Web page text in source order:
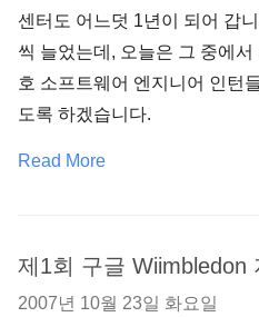
센터도 어느덧 1년이 되어 갑
씩 늘었는데, 오늘은 그 중에
호 소프트웨어 엔지니어 인턴
도록 하겠습니다.
Read More
제1회 구글 Wiimbledon
2007년 10월 23일 화요일